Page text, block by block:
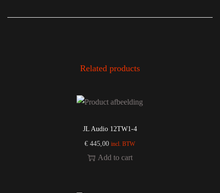
Related products
JL Audio 12TW1-4
€ 445,00 incl. BTW
Add to cart